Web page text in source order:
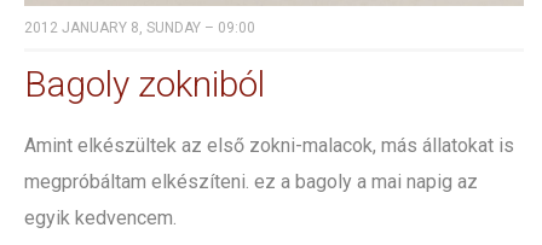
2012 JANUARY 8, SUNDAY – 09:00
Bagoly zokniból
Amint elkészültek az első zokni-malacok, más állatokat is
megpróbáltam elkészíteni. ez a bagoly a mai napig az
egyik kedvencem.